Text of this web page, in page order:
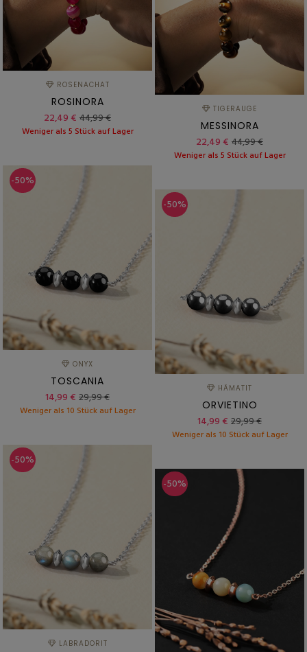
ROSENACHAT
ROSINORA
22,49 € 44,99 €
Weniger als 5 Stück auf Lager
TIGERAUGE
MESSINORA
22,49 € 44,99 €
Weniger als 5 Stück auf Lager
-50%
ONYX
TOSCANIA
14,99 € 29,99 €
Weniger als 10 Stück auf Lager
-50%
HÄMATIT
ORVIETINO
14,99 € 29,99 €
Weniger als 10 Stück auf Lager
-50%
LABRADORIT
-50%